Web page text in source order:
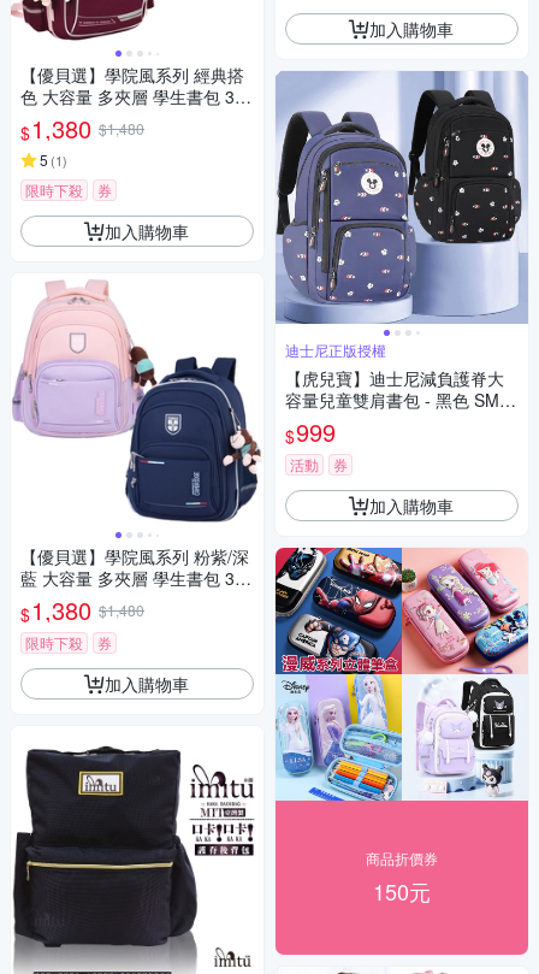
【優貝選】學院風系列 經典搭
色 大容量 多夾層 學生書包 3-6
年級適用
$1,380 $1,480
5 (1)
限時下殺 券
加入購物車
【優貝選】學院風系列 粉紫/深
藍 大容量 多夾層 學生書包 3-6
年級適用
$1,380 $1,480
限時下殺
券
加入購物車
加入購物車
迪士尼正版授權
【虎兒寶】迪士尼減負護脊大
容量兒童雙肩書包 - 黑色 SM81
103BK
$999
活動 券
加入購物車
商品折價券
150元